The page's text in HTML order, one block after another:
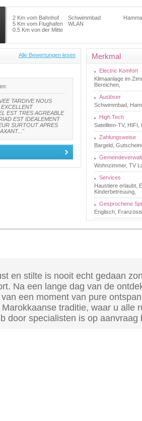
2 Km vom Bahnhof
5 Km vom Flughafen
0.5 Km von der Mitte
Schwimmbad
WLAN
Merkmal
Electric Komfort
Klimaanlage im
Bereichen,
Auslöser
Schwimmbad,
High Tech
Satelliten-TV, HIFI,
Zahlungsweise
Bargeld,
Wohnzimmer, TV
Services
Haustiere erlaubt,
Kinderbetreuung,
Gesprochene
Englisch,
Alle Bewertungen lesen
TARDIVE NOUS
EST TRES AGREABLE
EST IDEALEMENT
SURTOUT APRES
en stilte is nooit echt gedaan
Na een lange dag van de
een moment van pure
traditie, waar u alle
door specialisten is op aanvraag